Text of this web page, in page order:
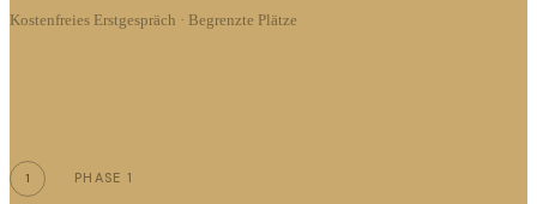
Kostenfreies Erstgespräch · Begrenzte Plätze
1 PHASE 1